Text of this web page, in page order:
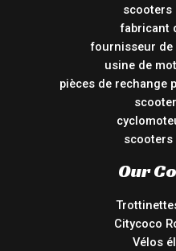
scooters
fabricant
fournisseur de
usine de
pièces de rechange
scooters
Our
Citycoco
Vélos